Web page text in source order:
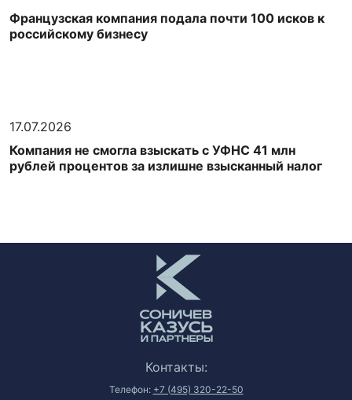
Французская компания подала почти 100 исков к
российскому бизнесу
17.07.2026
Компания не смогла взыскать с УФНС 41 млн
рублей процентов за излишне взысканный налог
Контакты:
Телефон: +7 (495) 320-22-50